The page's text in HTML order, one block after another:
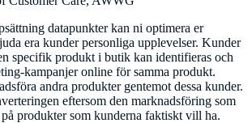
datapunkter kan ni optimera er
era kunder personliga upplevelser. Kunder
specifik produkt i butik kan identifieras och
kampanjer online för samma produkt.
andra produkter gentemot dessa kunder.
eftersom den marknadsföring som
produkter som kunderna faktiskt vill ha.